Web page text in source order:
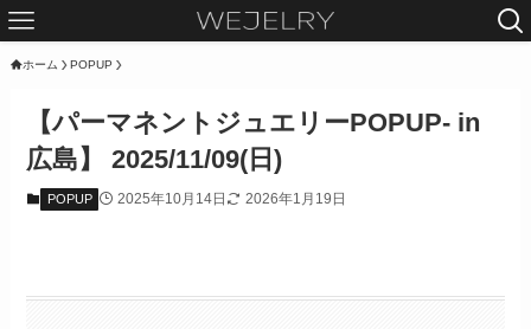
ホーム POPUP
【パーマネントジュエリーPOPUP- in
広島】 2025/11/09(日)
POPUP 2025年10月14日 2026年1月19日